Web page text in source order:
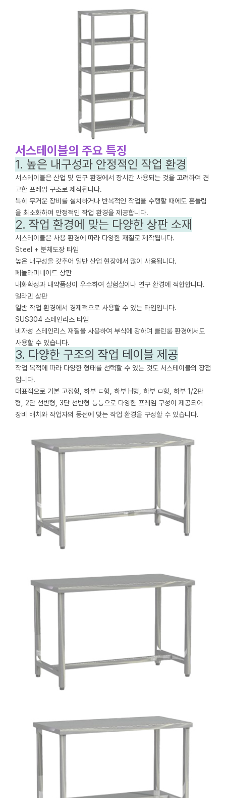
서스테이블의 주요 특징
1. 높은 내구성과 안정적인 작업 환경
서스테이블은 산업 및 연구 환경에서 장시간 사용되는 것을 고려하여 견
고한 프레임 구조로 제작됩니다.
특히 무거운 장비를 설치하거나 반복적인 작업을 수행할 때에도 흔들림
을 최소화하여 안정적인 작업 환경을 제공합니다.
2. 작업 환경에 맞는 다양한 상판 소재
서스테이블은 사용 환경에 따라 다양한 재질로 제작됩니다.
Steel + 분체도장 타입
높은 내구성을 갖추어 일반 산업 현장에서 많이 사용됩니다.
페놀라미네이트 상판
내화학성과 내약품성이 우수하여 실험실이나 연구 환경에 적합합니다.
멜라민 상판
일반 작업 환경에서 경제적으로 사용할 수 있는 타입입니다.
SUS304 스테인리스 타입
비자성 스테인리스 재질을 사용하여 부식에 강하며 클린룸 환경에서도
사용할 수 있습니다.
3. 다양한 구조의 작업 테이블 제공
작업 목적에 따라 다양한 형태를 선택할 수 있는 것도 서스테이블의 장점
입니다.
대표적으로 기본 고정형, 하부 ㄷ형, 하부 H형, 하부 ㅁ형, 하부 1/2판
형, 2단 선반형, 3단 선반형 등등으로 다양한 프레임 구성이 제공되어
장비 배치와 작업자의 동선에 맞는 작업 환경을 구성할 수 있습니다.